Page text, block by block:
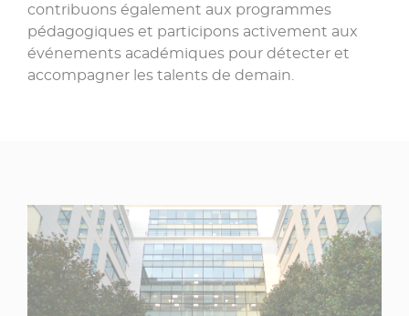
contribuons également aux programmes
pédagogiques et participons activement aux
événements académiques pour détecter et
accompagner les talents de demain.